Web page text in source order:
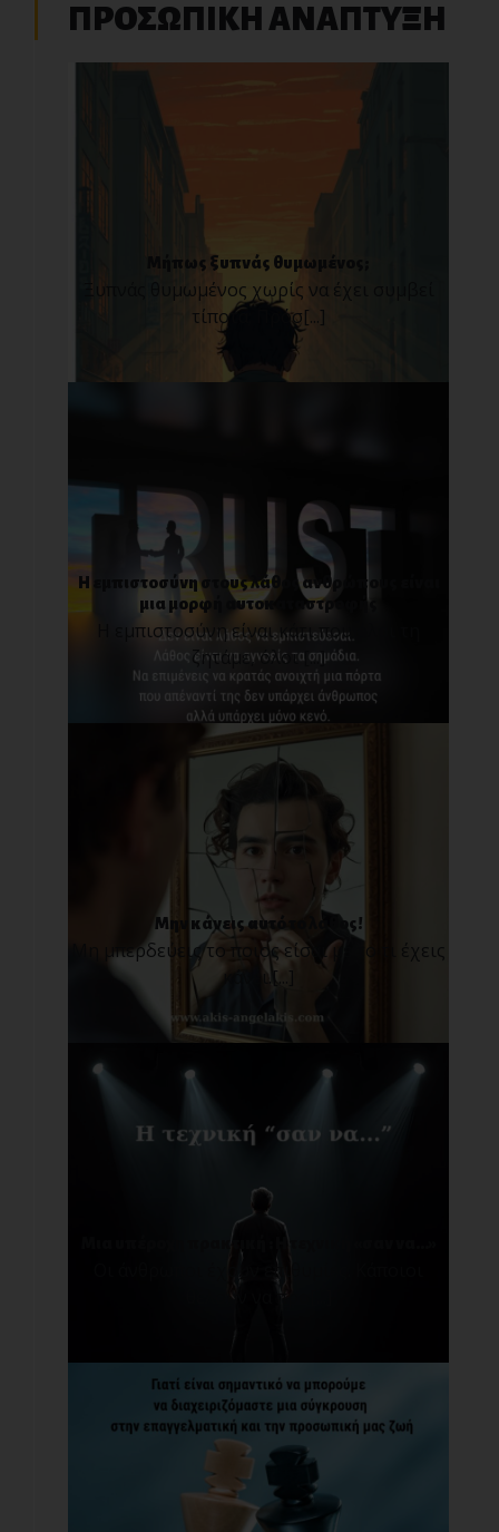
ΠΡΟΣΩΠΙΚΗ ΑΝΑΠΤΥΞΗ
Μήπως ξυπνάς θυμωμένος;
Ξυπνάς θυμωμένος χωρίς να έχει συμβεί
τίποτα; Πρόσ[...]
Η εμπιστοσύνη στους λάθος ανθρώπους είναι
μια μορφή αυτοκαταστροφής
Η εμπιστοσύνη είναι κάτι που όλοι τη
ζητάμε, όλοι [...]
Μην κάνεις αυτό το λάθος!
Μη μπερδεύεις το ποιος είσαι με το τι έχεις
κάνει.[...]
Οι άνθρωποι έχουν επιθυμίες. Κάποιοι
θέλουν να προ[...]